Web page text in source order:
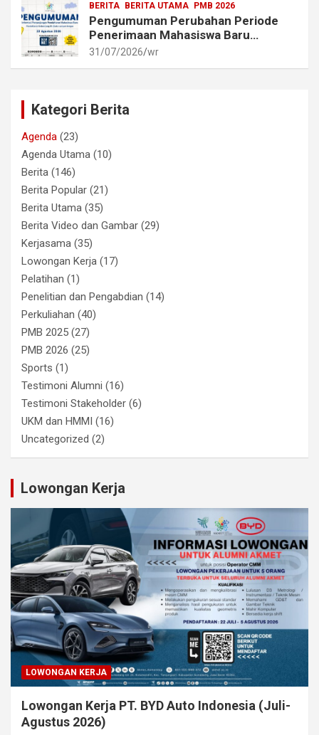
BERITA BERITA UTAMA PMB 2026
Pengumuman Perubahan Periode
Penerimaan Mahasiswa Baru
Akademi Metrologi dan
31/07/2026 wr
Kategori Berita
Agenda (23)
Agenda Utama (10)
Berita (146)
Berita Popular (21)
Berita Utama (35)
Berita Video dan Gambar (29)
Kerjasama (35)
Lowongan Kerja (17)
Pelatihan (1)
Penelitian dan Pengabdian (14)
Perkuliahan (40)
PMB 2025 (27)
PMB 2026 (25)
Sports (1)
Testimoni Alumni (16)
Testimoni Stakeholder (6)
UKM dan HMMI (16)
Uncategorized (2)
Lowongan Kerja
LOWONGAN KERJA
Lowongan Kerja PT. BYD Auto Indonesia (Juli-
Agustus 2026)